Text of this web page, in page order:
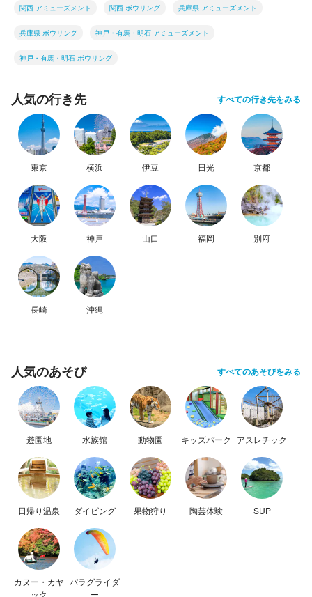
関西 アミューズメント 関西 ボウリング 兵庫県 アミューズメント
兵庫県 ボウリング 神戸・有馬・明石 アミューズメント
神戸・有馬・明石 ボウリング
人気の行き先 すべての行き先をみる
東京 横浜 伊豆 日光 京都
大阪 神戸 山口 福岡 別府
長崎 沖縄
人気のあそび すべてのあそびをみる
遊園地 水族館 動物園 キッズパーク アスレチック
日帰り温泉 ダイビング 果物狩り 陶芸体験 SUP
カヌー・カヤ
ック
パラグライダ
ー